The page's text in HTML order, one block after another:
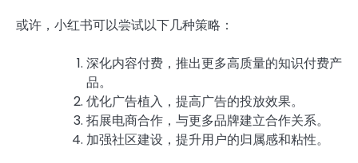
或许，小红书可以尝试以下几种策略：
深化内容付费，推出更多高质量的知识付费产
品。
优化广告植入，提高广告的投放效果。
拓展电商合作，与更多品牌建立合作关系。
加强社区建设，提升用户的归属感和粘性。